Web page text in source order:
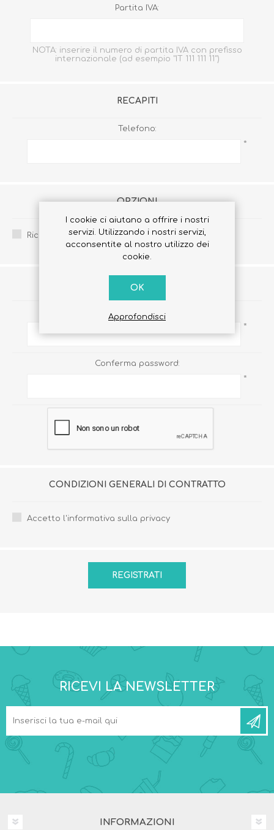
Partita IVA:
NOTA: inserire il numero di partita IVA con prefisso
internazionale (ad esempio "IT 111 111 11")
RECAPITI
Telefono:
*
OPZIONI
Ricevi la newsletter:
PASSWORD
Password:
*
Conferma password:
*
CONDIZIONI GENERALI DI CONTRATTO
Accetto l'informativa sulla privacy
RICEVI LA NEWSLETTER
INFORMAZIONI
I cookie ci aiutano a offrire i nostri
servizi. Utilizzando i nostri servizi,
acconsentite al nostro utilizzo dei
cookie.
OK
Approfondisci